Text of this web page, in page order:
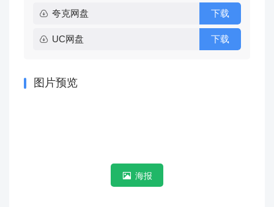
夸克网盘 下载
UC网盘 下载
图片预览
海报